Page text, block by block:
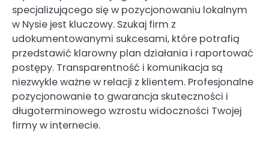
specjalizującego się w pozycjonowaniu lokalnym
w Nysie jest kluczowy. Szukaj firm z
udokumentowanymi sukcesami, które potrafią
przedstawić klarowny plan działania i raportować
postępy. Transparentność i komunikacja są
niezwykle ważne w relacji z klientem. Profesjonalne
pozycjonowanie to gwarancja skuteczności i
długoterminowego wzrostu widoczności Twojej
firmy w internecie.